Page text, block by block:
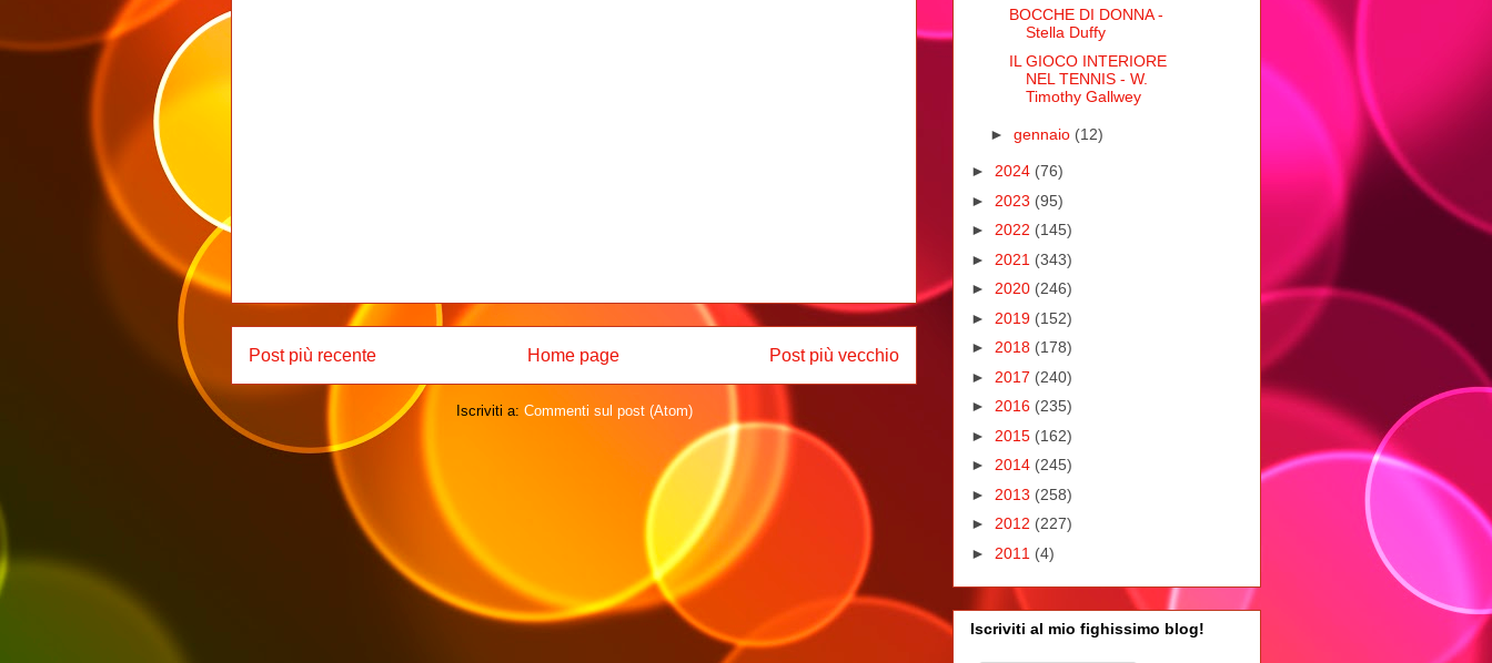
Post più recente Post più vecchio
Home page
Iscriviti a: Commenti sul post (Atom)
BOCCHE DI DONNA -
Stella Duffy
IL GIOCO INTERIORE
NEL TENNIS - W.
Timothy Gallwey
► gennaio (12)
► 2024 (76)
► 2023 (95)
► 2022 (145)
► 2021 (343)
► 2020 (246)
► 2019 (152)
► 2018 (178)
► 2017 (240)
► 2016 (235)
► 2015 (162)
► 2014 (245)
► 2013 (258)
► 2012 (227)
► 2011 (4)
Iscriviti al mio fighissimo blog!